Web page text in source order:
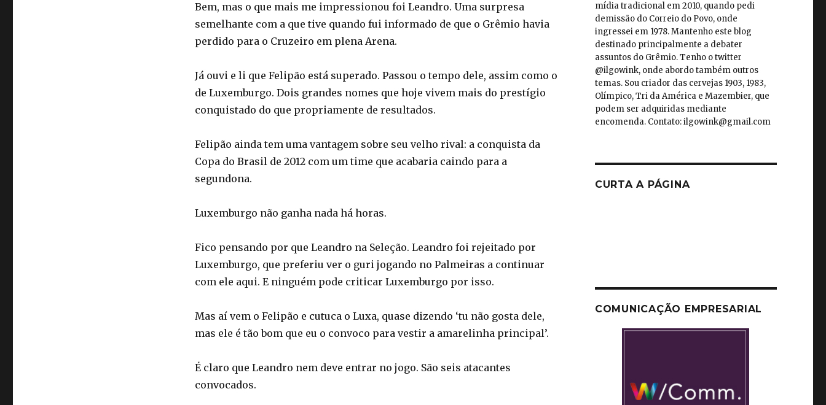
Bem, mas o que mais me impressionou foi Leandro. Uma surpresa
semelhante com a que tive quando fui informado de que o Grêmio havia
perdido para o Cruzeiro em plena Arena.
Já ouvi e li que Felipão está superado. Passou o tempo dele, assim como o
de Luxemburgo. Dois grandes nomes que hoje vivem mais do prestígio
conquistado do que propriamente de resultados.
Felipão ainda tem uma vantagem sobre seu velho rival: a conquista da
Copa do Brasil de 2012 com um time que acabaria caindo para a
segundona.
Luxemburgo não ganha nada há horas.
Fico pensando por que Leandro na Seleção. Leandro foi rejeitado por
Luxemburgo, que preferiu ver o guri jogando no Palmeiras a continuar
com ele aqui. E ninguém pode criticar Luxemburgo por isso.
Mas aí vem o Felipão e cutuca o Luxa, quase dizendo ‘tu não gosta dele,
mas ele é tão bom que eu o convoco para vestir a amarelinha principal’.
É claro que Leandro nem deve entrar no jogo. São seis atacantes
convocados.
mídia tradicional em 2010, quando pedi
demissão do Correio do Povo, onde
ingressei em 1978. Mantenho este blog
destinado principalmente a debater
assuntos do Grêmio. Tenho o twitter
@ilgowink, onde abordo também outros
temas. Sou criador das cervejas 1903, 1983,
Olímpico, Tri da América e Mazembier, que
podem ser adquiridas mediante
encomenda. Contato: ilgowink@gmail.com
CURTA A PÁGINA
COMUNICAÇÃO EMPRESARIAL